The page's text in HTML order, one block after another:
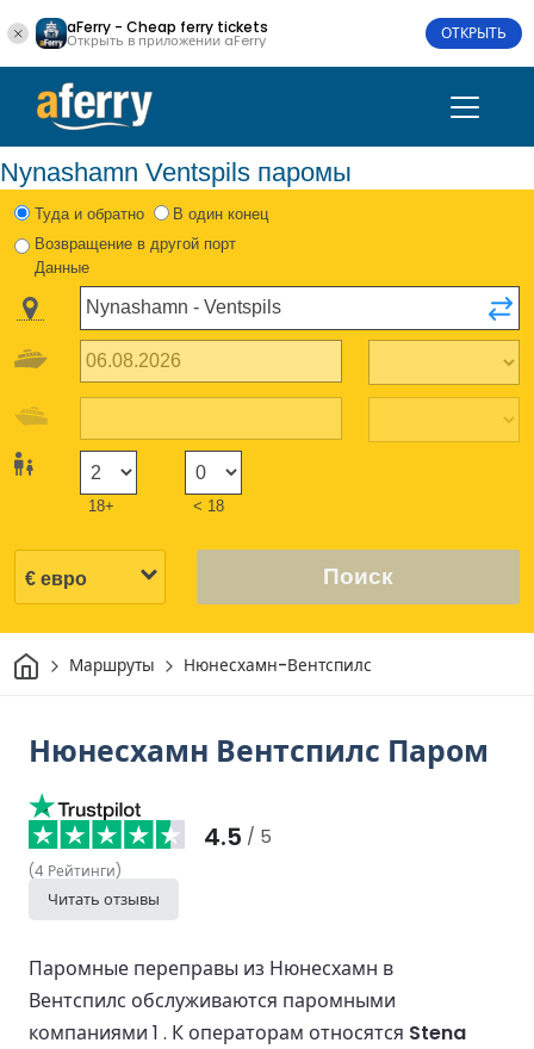
aFerry - Cheap ferry tickets
Открыть в приложении aFerry ОТКРЫТЬ
Nynashamn Ventspils паромы
Туда и обратно
В один конец
Возвращение в другой порт
Данные
18+ < 18
Поиск
ДомМаршруты Нюнесхамн-Вентспилс
Нюнесхамн Вентспилс Паром
4.5 / 5
(4 Рейтинги)
Читать отзывы
Паромные переправы из Нюнесхамн в
Вентспилс обслуживаются паромными
компаниями 1 . К операторам относятся Stena